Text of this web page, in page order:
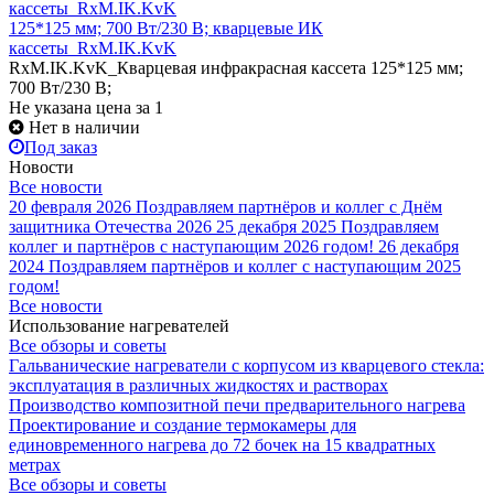
125*125 мм; 700 Вт/230 В; кварцевые ИК
кассеты_RxM.IK.KvK
RxM.IK.KvK_Кварцевая инфракрасная кассета 125*125 мм;
700 Вт/230 В;
Не указана цена за 1
Нет в наличии
Под заказ
Новости
Все новости
20 февраля 2026 Поздравляем партнёров и коллег с Днём
защитника Отечества 2026 25 декабря 2025 Поздравляем
коллег и партнёров с наступающим 2026 годом! 26 декабря
2024 Поздравляем партнёров и коллег с наступающим 2025
годом!
Все новости
Использование нагревателей
Все обзоры и советы
Гальванические нагреватели с корпусом из кварцевого стекла:
эксплуатация в различных жидкостях и растворах
Производство композитной печи предварительного нагрева
Проектирование и создание термокамеры для
единовременного нагрева до 72 бочек на 15 квадратных
метрах
Все обзоры и советы